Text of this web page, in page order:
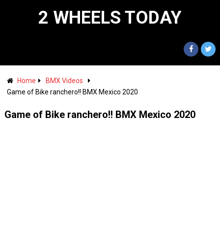
2 WHEELS TODAY
Home
BMX Videos
Game of Bike ranchero!! BMX Mexico 2020
Game of Bike ranchero!! BMX Mexico 2020